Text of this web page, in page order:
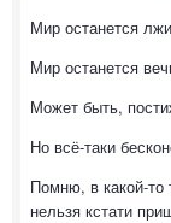
Мир останется
Мир останется
Может быть,
Но всё-таки
Помню, в какой-то
нельзя кстати